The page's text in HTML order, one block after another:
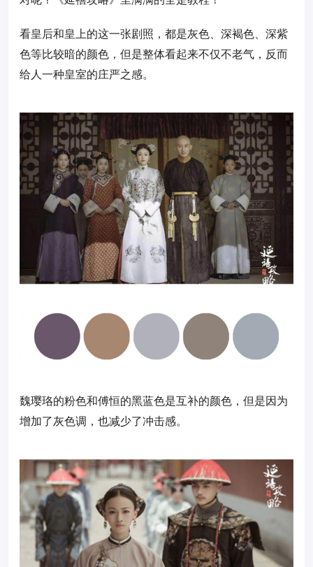
看皇后和皇上的这一张剧照，都是灰色、深褐色、深紫
色等比较暗的颜色，但是整体看起来不仅不老气，反而
给人一种皇室的庄严之感。
魏璎珞的粉色和傅恒的黑蓝色是互补的颜色，但是因为
增加了灰色调，也减少了冲击感。